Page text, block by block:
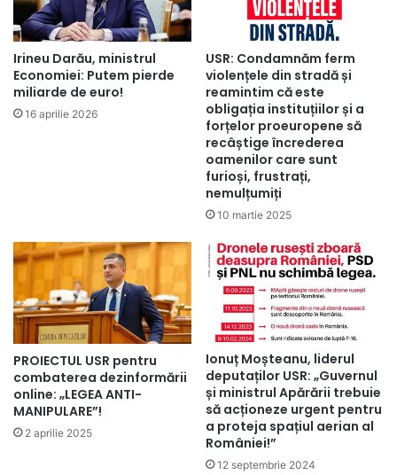
Irineu Darău, ministrul
Economiei: Putem pierde
miliarde de euro!
16 aprilie 2026
USR: Condamnăm ferm
violențele din stradă și
reamintim că este
obligația instituțiilor și a
forțelor proeuropene să
recâștige încrederea
oamenilor care sunt
furioși, frustrați,
nemulțumiți
10 martie 2025
PROIECTUL USR pentru
combaterea dezinformării
online: „LEGEA ANTI-
MANIPULARE”!
2 aprilie 2025
Ionuț Moșteanu, liderul
deputaților USR: „Guvernul
și ministrul Apărării trebuie
să acționeze urgent pentru
a proteja spațiul aerian al
României!”
12 septembrie 2024